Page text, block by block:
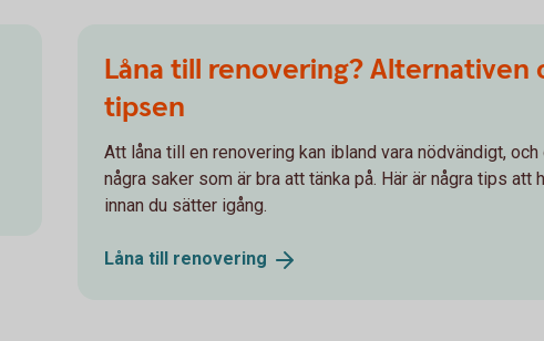
Låna till renovering? Alternativen
tipsen
Att låna till en renovering kan ibland vara nödvändigt,
några saker som är bra att tänka på. Här är några tips att
innan du sätter igång.
Låna till renovering